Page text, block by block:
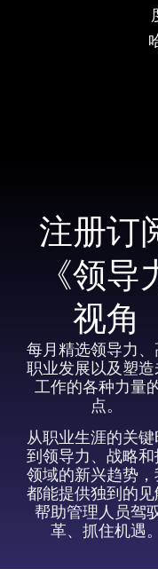
注册订
《领导
视角
每月精选领导力、
职业发展以及塑造
工作的各种力量
点。
从职业生涯的关键
到领导力、战略和
领域的新兴趋势，
都能提供独到的见
帮助管理人员驾
革、抓住机遇。